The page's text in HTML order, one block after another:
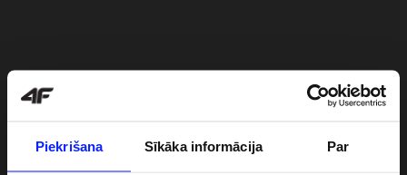
Piekrišana Sīkāka informācija Par